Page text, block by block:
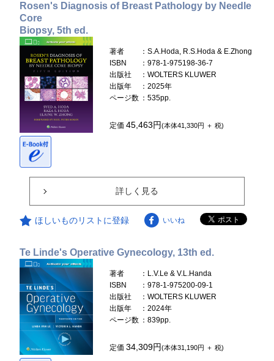
Rosen's Diagnosis of Breast Pathology by Needle
Core
Biopsy, 5th ed.
著者
：S.A.Hoda, R.S.Hoda & E.Zhong
ISBN
：978-1-975198-36-7
出版社
：WOLTERS KLUWER
出版年
：2025年
ページ数 ：535pp.
定価45,463円(本体41,330円 ＋ 税)
詳しく見る
ほしいものリストに登録 いいね
Te Linde's Operative Gynecology, 13th ed.
著者
：L.V.Le & V.L.Handa
ISBN
：978-1-975200-09-1
出版社
：WOLTERS KLUWER
出版年
：2024年
ページ数 ：839pp.
定価34,309円(本体31,190円 ＋ 税)